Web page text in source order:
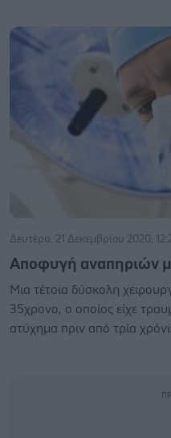
Δευτέρα, 21 Δεκεμβρίου 2020,
Αποφυγή αναπηριών
Μια τέτοια δύσκολη
35χρονο, ο οποίος είχε
ατύχημα πριν από τρία